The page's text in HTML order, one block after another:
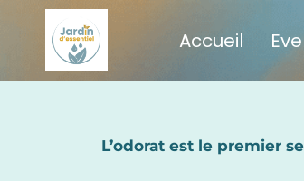
Accueil
L’odorat est le premier